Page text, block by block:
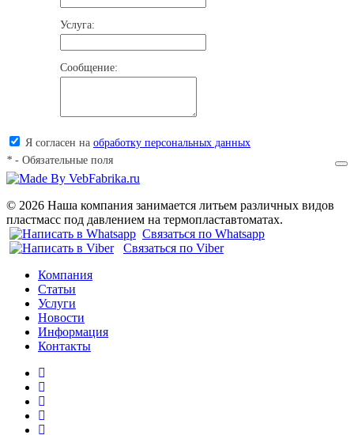
Услуга:
Сообщение:
Я согласен на обработку персональных данных
* - Обязательные поля
© 2026 Наша компания занимается литьем различных видов
пластмасс под давлением на термопластавтоматах.
Связаться по Whatsapp
Связаться по Viber
Компания
Статьи
Услуги
Новости
Информация
Контакты